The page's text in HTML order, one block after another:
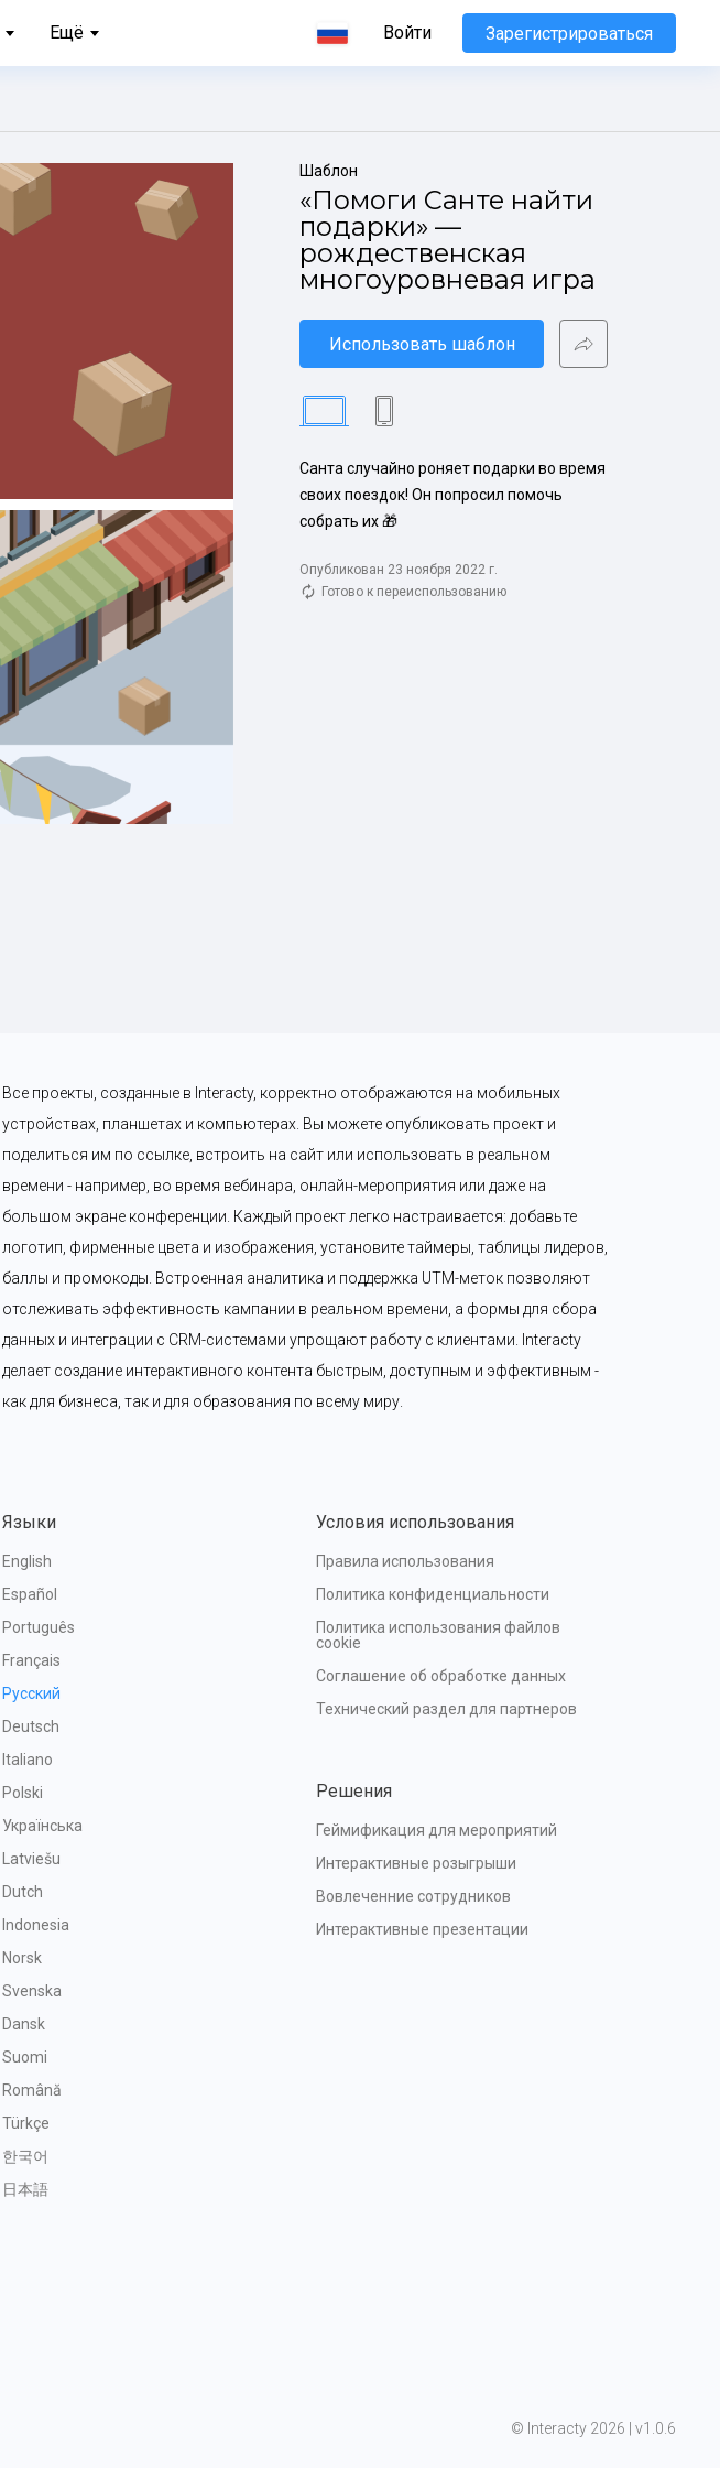
Ещё Войти Зарегистрироваться
Шаблон
«Помоги Санте найти
подарки» —
рождественская
многоуровневая игра
Использовать шаблон
Санта случайно роняет подарки во время
своих поездок! Он попросил помочь
собрать их 🎁
Опубликован 23 ноября 2022 г.
Готово к переиспользованию
Все проекты, созданные в Interacty, корректно отображаются на мобильных
устройствах, планшетах и компьютерах. Вы можете опубликовать проект и
поделиться им по ссылке, встроить на сайт или использовать в реальном
времени - например, во время вебинара, онлайн-мероприятия или даже на
большом экране конференции. Каждый проект легко настраивается: добавьте
логотип, фирменные цвета и изображения, установите таймеры, таблицы лидеров,
баллы и промокоды. Встроенная аналитика и поддержка UTM-меток позволяют
отслеживать эффективность кампании в реальном времени, а формы для сбора
данных и интеграции с CRM-системами упрощают работу с клиентами. Interacty
делает создание интерактивного контента быстрым, доступным и эффективным -
как для бизнеса, так и для образования по всему миру.
Языки
English
Español
Português
Français
Русский
Deutsch
Italiano
Polski
Українська
Latviešu
Dutch
Indonesia
Norsk
Svenska
Dansk
Suomi
Română
Türkçe
한국어
日本語
Условия использования
Правила использования
Политика конфиденциальности
Политика использования файлов
cookie
Соглашение об обработке данных
Технический раздел для партнеров
Решения
Геймификация для мероприятий
Интерактивные розыгрыши
Вовлеченние сотрудников
Интерактивные презентации
© Interacty 2026 | v1.0.6